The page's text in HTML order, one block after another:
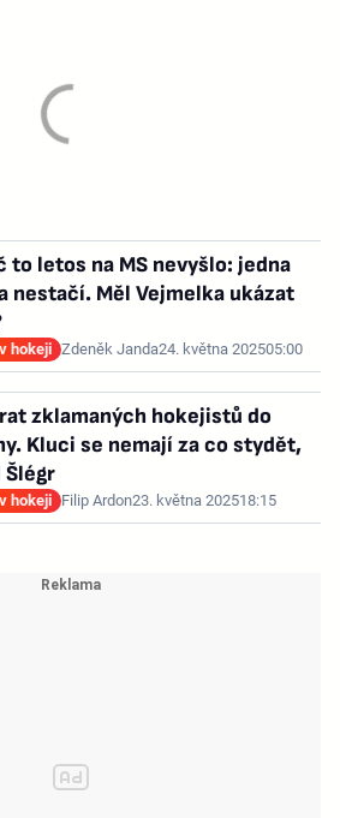
to letos na MS nevyšlo: jedna
nestačí. Měl Vejmelka ukázat
hokeji Zdeněk Janda24. května 202505:00
zklamaných hokejistů do
Kluci se nemají za co stydět,
hokeji Filip Ardon23. května 202518:15